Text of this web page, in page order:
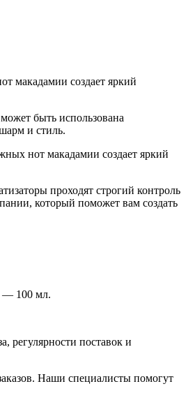
макадамии создает яркий
быть использована
и стиль.
нот макадамии создает яркий
проходят строгий контроль
который поможет вам создать
— 100 мл.
регулярности поставок и
Наши специалисты помогут